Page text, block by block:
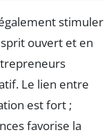
stimuler
ouvert et en
Le lien entre
est fort ;
favorise la